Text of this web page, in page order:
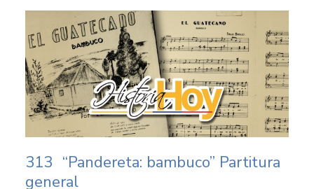
313 “Pandereta: bambuco” Partitura
general